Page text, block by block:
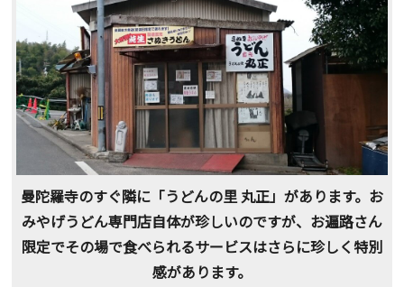
曼陀羅寺のすぐ隣に「うどんの里 丸正」があります。お
みやげうどん専門店自体が珍しいのですが、お遍路さん
限定でその場で食べられるサービスはさらに珍しく特別
感があります。